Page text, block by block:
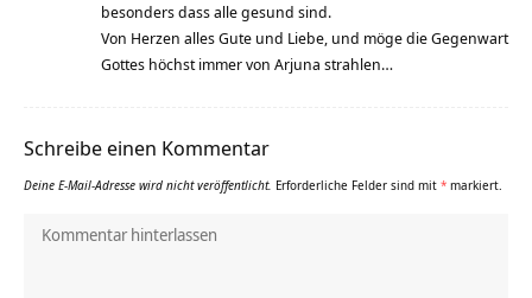
besonders dass alle gesund sind.
Von Herzen alles Gute und Liebe, und möge die Gegenwart
Gottes höchst immer von Arjuna strahlen…
Schreibe einen Kommentar
Deine E-Mail-Adresse wird nicht veröffentlicht. Erforderliche Felder sind mit * markiert.